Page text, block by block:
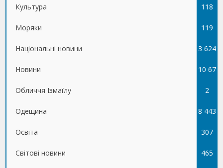
Культура 118
Моряки 119
Національні новини 3 624
Новини 10 67
5
Обличчя Ізмаїлу 2
Одещина 8 443
Освіта 307
Світові новини 465